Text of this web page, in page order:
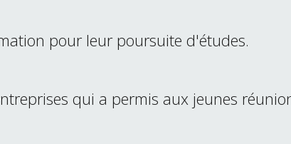
pour leur poursuite d'études.
qui a permis aux jeunes